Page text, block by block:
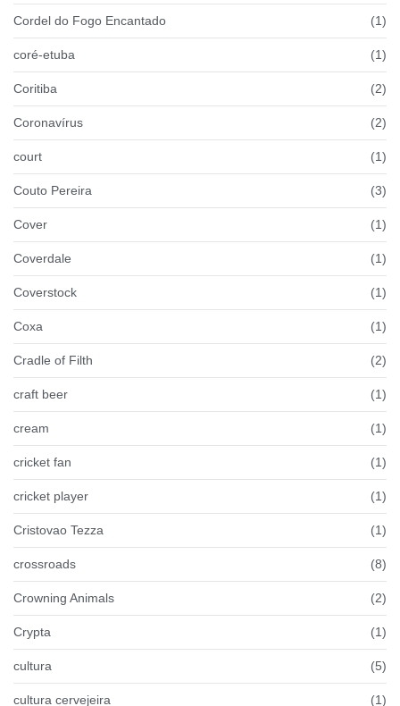
Cordel do Fogo Encantado (1)
coré-etuba (1)
Coritiba (2)
Coronavírus (2)
court (1)
Couto Pereira (3)
Cover (1)
Coverdale (1)
Coverstock (1)
Coxa (1)
Cradle of Filth (2)
craft beer (1)
cream (1)
cricket fan (1)
cricket player (1)
Cristovao Tezza (1)
crossroads (8)
Crowning Animals (2)
Crypta (1)
cultura (5)
cultura cervejeira (1)